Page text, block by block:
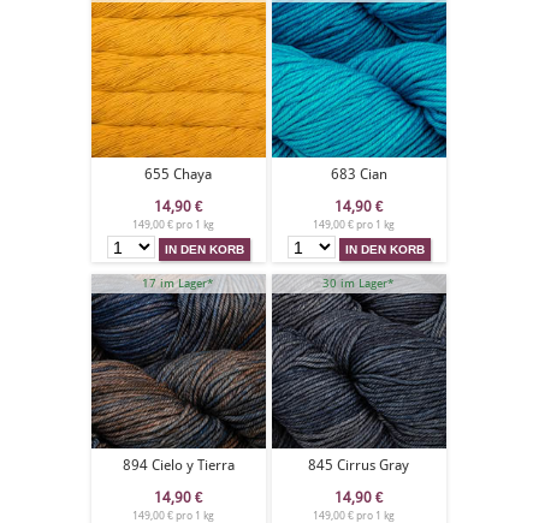
655 Chaya
14,90 €
149,00 € pro 1 kg
683 Cian
14,90 €
149,00 € pro 1 kg
17 im Lager*
894 Cielo y Tierra
14,90 €
149,00 € pro 1 kg
30 im Lager*
845 Cirrus Gray
14,90 €
149,00 € pro 1 kg